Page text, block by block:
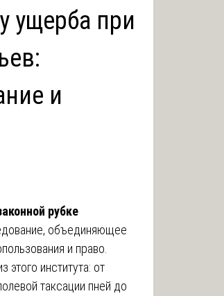
ущерба при
и
рубке
объединяющее
и право.
этого института: от
таксации пней до